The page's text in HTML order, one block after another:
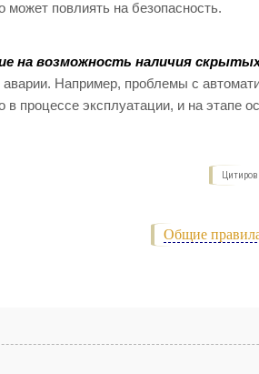
может повлиять на безопасность.
на возможность наличия
Например, проблемы с
в процессе эксплуатации, и на этапе
Общие